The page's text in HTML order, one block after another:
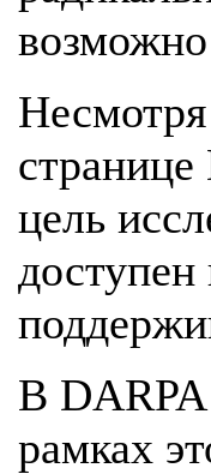
цель
В
рамках